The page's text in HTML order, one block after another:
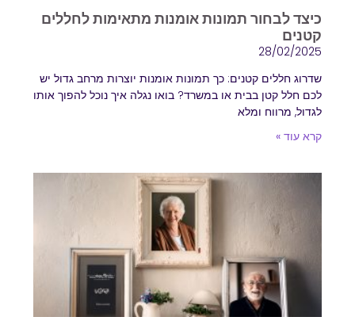
כיצד לבחור תמונות אומנות מתאימות לחללים
קטנים
28/02/2025
שדרוג חללים קטנים: כך תמונות אומנות יוצרות מרחב גדול יש
לכם חלל קטן בבית או במשרד? בואו נגלה איך נוכל להפוך אותו
לגדול, מרווח ומלא
קרא עוד »